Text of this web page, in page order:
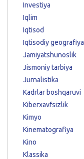
Investiya
Iqlim
Iqtisod
Iqtisodiy geografiya
Jamiyatshunoslik
Jismoniy tarbiya
Jurnalistika
Kadrlar boshqaruvi
Kiberxavfsizlik
Kimyo
Kinematografiya
Kino
Klassika